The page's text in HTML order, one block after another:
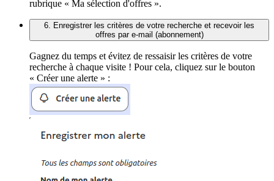
rubrique « Ma sélection d'offres ».
6. Enregistrer les critères de votre recherche et recevoir les
offres par e-mail (abonnement)
Gagnez du temps et évitez de ressaisir les critères de votre
recherche à chaque visite ! Pour cela, cliquez sur le bouton
« Créer une alerte » :